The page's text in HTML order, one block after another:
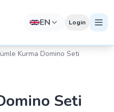
EN Login
Kurma Domino Seti
Seti